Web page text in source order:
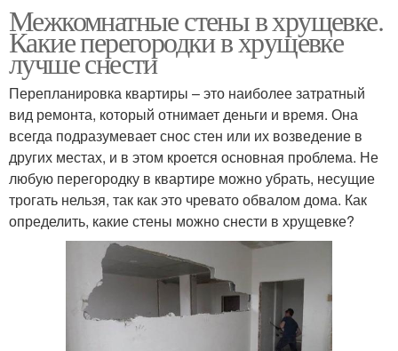
Межкомнатные стены в хрущевке.
Какие перегородки в хрущевке
лучше снести
Перепланировка квартиры – это наиболее затратный
вид ремонта, который отнимает деньги и время. Она
всегда подразумевает снос стен или их возведение в
других местах, и в этом кроется основная проблема. Не
любую перегородку в квартире можно убрать, несущие
трогать нельзя, так как это чревато обвалом дома. Как
определить, какие стены можно снести в хрущевке?